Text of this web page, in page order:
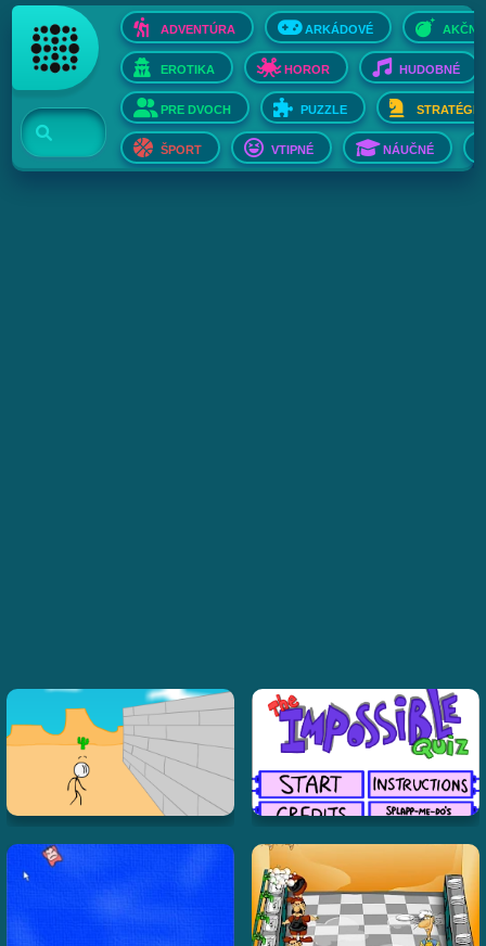
ADVENTÚRA ARKÁDOVÉ AKČNÉ
EROTIKA HOROR HUDOBNÉ
PRE DVOCH PUZZLE STRATÉGIE
ŠPORT VTIPNÉ NÁUČNÉ